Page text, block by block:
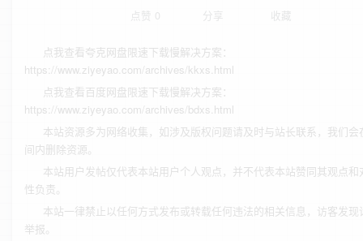
点赞 0 分享 收藏
点我查看夸克网盘限速下载慢解决方案：
https://www.ziyeyao.com/archives/kkxs.html
点我查看百度网盘限速下载慢解决方案：
https://www.ziyeyao.com/archives/bdxs.html
本站资源多为网络收集，如涉及版权问题请及时与站长联系，我们会
间内删除资源。
本站用户发帖仅代表本站用户个人观点，并不代表本站赞同其观点和
性负责。
本站一律禁止以任何方式发布或转载任何违法的相关信息，访客发现
举报。